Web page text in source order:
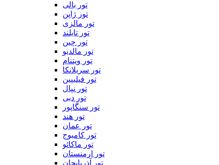
تور بالی
تور ژاپن
تور مالزی
تور تایلند
تور چین
تور مالدیو
تور ویتنام
تور سریلانکا
تور فیلیپین
تور نپال
تور دبی
تور سنگاپور
تور هند
تور عمان
تور کامبوج
تور ماکائو
تور ارمنستان
تور آذربایجان